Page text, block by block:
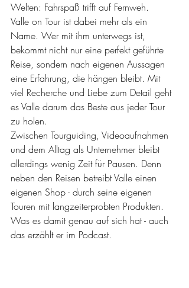
Welten: Fahrspaß trifft auf Fernweh.
Valle on Tour ist dabei mehr als ein
Name. Wer mit ihm unterwegs ist,
bekommt nicht nur eine perfekt geführte
Reise, sondern nach eigenen Aussagen
eine Erfahrung, die hängen bleibt. Mit
viel Recherche und Liebe zum Detail geht
es Valle darum das Beste aus jeder Tour
zu holen.
Zwischen Tourguiding, Videoaufnahmen
und dem Alltag als Unternehmer bleibt
allerdings wenig Zeit für Pausen. Denn
neben den Reisen betreibt Valle einen
eigenen Shop - durch seine eigenen
Touren mit langzeiterprobten Produkten.
Was es damit genau auf sich hat - auch
das erzählt er im Podcast.